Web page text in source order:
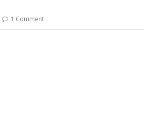
1 Comment